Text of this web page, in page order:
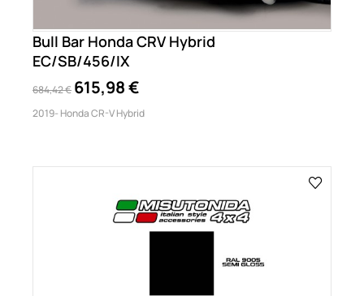
Bull Bar Honda CRV Hybrid
EC/SB/456/IX
684,42 € 615,98 €
2019- Honda CR-V Hybrid